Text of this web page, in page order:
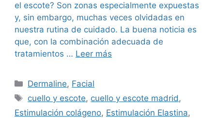
el escote? Son zonas especialmente expuestas
y, sin embargo, muchas veces olvidadas en
nuestra rutina de cuidado. La buena noticia es
que, con la combinación adecuada de
tratamientos … Leer más
Dermaline, Facial
cuello y escote, cuello y escote madrid,
Estimulación colágeno, Estimulación Elastina,